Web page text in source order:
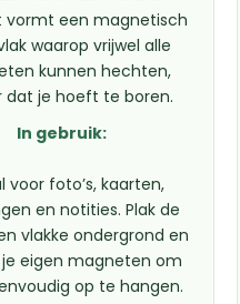
vormt een magnetisch
waarop vrijwel alle
kunnen hechten,
dat je hoeft te boren.
In gebruik:
voor foto’s, kaarten,
en notities. Plak de
vlakke ondergrond en
eigen magneten om
op te hangen.